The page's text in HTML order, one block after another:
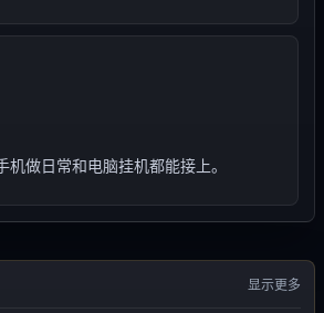
机做日常和电脑挂机都能接上。
显示更多